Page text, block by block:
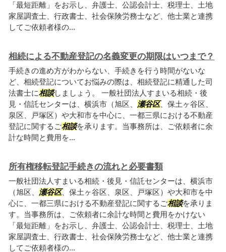
「最短距離」をお示し、弁護士、公認会計士、税理士、土地
家屋調査士、行政書士、社会保険労務士など、他士業と連携
してご依頼者様の...
相続による不動産登記の名義変更の期限はいつまで？
手続きの進め方がわからない、手続きを行う時間がないな
ど、相続登記についてお悩みの際は、相続登記に精通した司
法書士に相談しましょう。 一般社団法人すまいる相続・後
見・信託センターは、横浜市（旭区、 瀬谷区、保土ヶ谷区、
泉区、戸塚区）や大和市を中心に、一都三県における不動産
登記に関するご相談を承ります。当事務所は、ご依頼者に余
計な時間と費用を...
所有権移転登記手続きの流れと必要書類
一般社団法人すまいる相続・後見・信託センターは、横浜市
（旭区、 瀬谷区、保土ヶ谷区、泉区、戸塚区）や大和市を中
心に、一都三県における不動産登記に関するご相談を承りま
す。当事務所は、ご依頼者に余計な時間と費用をかけない
「最短距離」をお示し、弁護士、公認会計士、税理士、土地
家屋調査士、行政書士、社会保険労務士など、他士業と連携
してご依頼者様の...